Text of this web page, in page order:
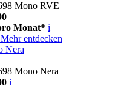
Mono RVE
Monat* i
Mehr entdecken
Nera
Mono Nera
i